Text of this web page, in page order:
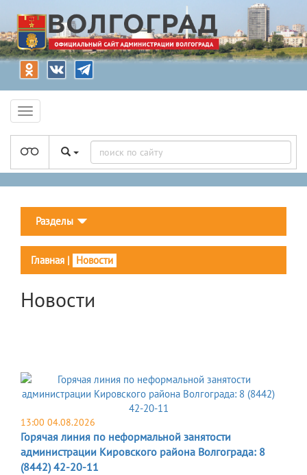
Разделы
Главная | Новости
Новости
13:00 04.08.2026
Горячая линия по неформальной занятости
администрации Кировского района Волгограда: 8
(8442) 42-20-11